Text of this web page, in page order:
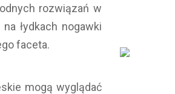
rozwiązań w
łydkach nogawki
faceta.
mogą wyglądać